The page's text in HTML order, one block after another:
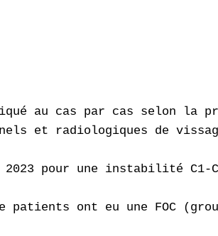
au cas par cas selon la
et radiologiques de
pour une instabilité
patients ont eu une FOC